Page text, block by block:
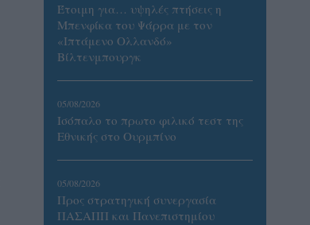
Έτοιμη για… υψηλές πτήσεις η
Μπενφίκα του Ψάρρα με τον
«Ιπτάμενο Ολλανδό»
Βίλτενμπουργκ
05/08/2026
Ισόπαλο το πρωτο φιλικό τεστ της
Εθνικής στο Ουρμπίνο
05/08/2026
Προς στρατηγική συνεργασία
ΠΑΣΑΠΠ και Πανεπιστημίου